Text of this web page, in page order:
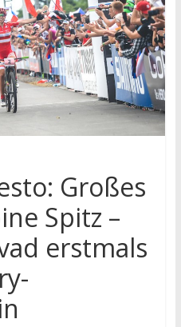
Großes
Spitz –
erstmals